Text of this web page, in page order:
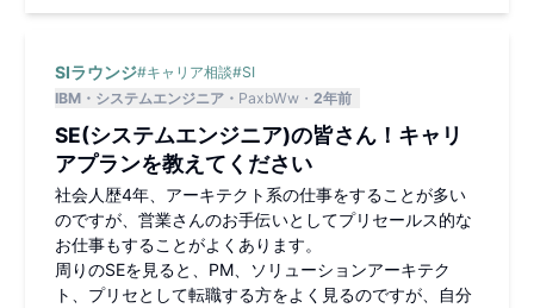
SIラウンジ#キャリア相談#SI
IBM
システムエンジニア PaxbWw 2年前
SE(システムエンジニア)の皆さん！キャリ
アプランを教えてください
社会人歴4年、アーキテクト系の仕事をすることが多い
のですが、営業さんのお手伝いとしてプリセールス的な
お仕事もすることがよくあります。
周りのSEを見ると、PM、ソリューションアーキテク
ト、プリセとして転職する方をよく見るのですが、自分